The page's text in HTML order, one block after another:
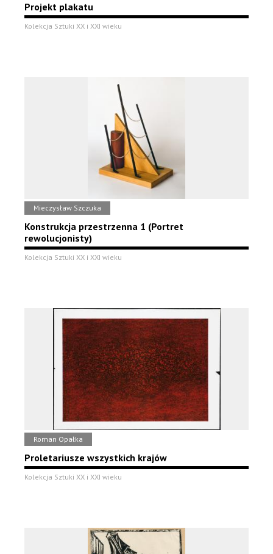
Projekt plakatu
Kolekcja Sztuki XX i XXI wieku
Mieczysław Szczuka
Konstrukcja przestrzenna 1 (Portret
rewolucjonisty)
Kolekcja Sztuki XX i XXI wieku
Roman Opałka
Proletariusze wszystkich krajów
Kolekcja Sztuki XX i XXI wieku